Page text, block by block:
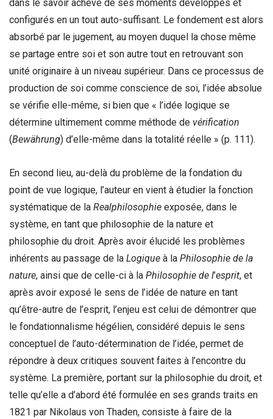
dans le savoir achevé de ses moments développés et
configurés en un tout auto-suffisant. Le fondement est alors
absorbé par le jugement, au moyen duquel la chose même
se partage entre soi et son autre tout en retrouvant son
unité originaire à un niveau supérieur. Dans ce processus de
production de soi comme conscience de soi, l’idée absolue
se vérifie elle-même, si bien que « l’idée logique se
détermine ultimement comme méthode de vérification
(Bewährung) d’elle-même dans la totalité réelle » (p. 111).
En second lieu, au-delà du problème de la fondation du
point de vue logique, l’auteur en vient à étudier la fonction
systématique de la Realphilosophie exposée, dans le
système, en tant que philosophie de la nature et
philosophie du droit. Après avoir élucidé les problèmes
inhérents au passage de la Logique à la Philosophie de la
nature, ainsi que de celle-ci à la Philosophie de l’esprit, et
après avoir exposé le sens de l’idée de nature en tant
qu’être-autre de l’esprit, l’enjeu est celui de démontrer que
le fondationnalisme hégélien, considéré depuis le sens
conceptuel de l’auto-détermination de l’idée, permet de
répondre à deux critiques souvent faites à l’encontre du
système. La première, portant sur la philosophie du droit, et
telle qu’elle a d’abord été formulée en ses grands traits en
1821 par Nikolaus von Thaden, consiste à faire de la